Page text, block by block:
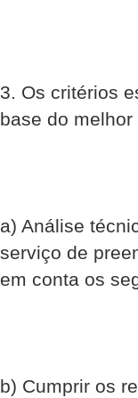
3. Os critérios
base do
a) Análise
serviço de
em conta os
b) Cumprir os